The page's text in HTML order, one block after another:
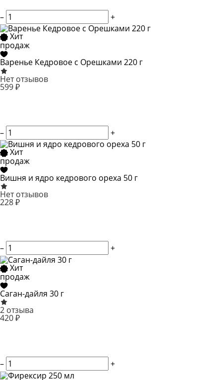
–
+
Хит
продаж
Варенье Кедровое с Орешками 220 г
Нет отзывов
599 ₽
–
+
Хит
продаж
Вишня и ядро кедрового ореха 50 г
Нет отзывов
228 ₽
–
+
Хит
продаж
Саган-дайля 30 г
2 отзыва
420 ₽
–
+